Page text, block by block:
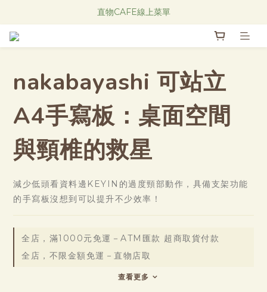
Research Notes 新品發售中！
直物CAFE線上菜單
nakabayashi 可站立
A4手寫板：桌面空間
與頸椎的救星
減少低頭看資料邊KEYIN的過度頸部動作，具備支架功能
的手寫板沒想到可以提升不少效率！
全店，滿1000元免運－ATM匯款 超商取貨付款
全店，不限金額免運－直物店取
查看更多